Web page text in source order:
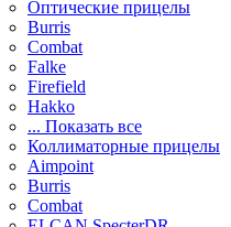
Оптические прицелы
Burris
Combat
Falke
Firefield
Hakko
... Показать все
Коллиматорные прицелы
Aimpoint
Burris
Combat